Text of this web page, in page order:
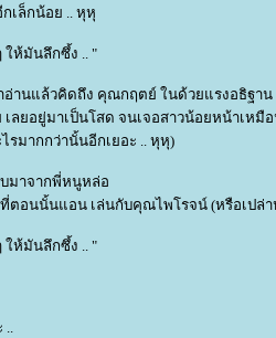
เล็กน้อย .. หุหุ
ให้มันลึกซึ้ง .. "
อ่านแล้วคิดถึง คุณกฤตย์ ในด้วยแรงอธิฐา
ลยอยู่มาเป็นโสด จนเจอสาวน้อยหน้าเหมื
รมากกว่านั้นอีกเยอะ .. หุหุ)
มาจากพี่หนูหล่อ
ตอนนั้นแอน เล่นกับคุณไพโรจน์ (หรือเปล่า
ให้มันลึกซึ้ง .. "
..